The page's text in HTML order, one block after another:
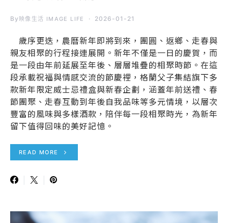
By 映像生活 IMAGE LIFE 2026-01-21
歲序更迭，農曆新年即將到來，團圓、返鄉、走春與
親友相聚的行程接連展開。新年不僅是一日的慶賀，而
是一段由年前延展至年後、層層堆疊的相聚時節。在這
段承載祝福與情感交流的節慶裡，格蘭父子集結旗下多
款新年限定威士忌禮盒與新春企劃，涵蓋年前送禮、春
節團聚、走春互動到年後自我品味等多元情境，以層次
豐富的風味與多樣酒款，陪伴每一段相聚時光，為新年
留下值得回味的美好記憶。
READ MORE